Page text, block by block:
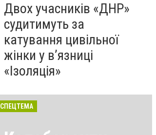
Двох учасників «ДНР»
судитимуть за
катування цивільної
жінки у в’язниці
«Ізоляція»
СПЕЦТЕМА